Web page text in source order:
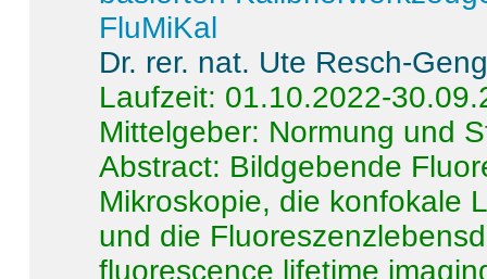
FluMiKal
Dr. rer. nat. Ute Resch-
Laufzeit: 01.10.2022-
Mittelgeber: Normung und
Abstract: Bildgebende
Mikroskopie, die konfokale
und die
fluorescence lifetime